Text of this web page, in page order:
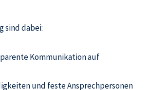
sind dabei:
Kommunikation auf
und feste Ansprechpersonen